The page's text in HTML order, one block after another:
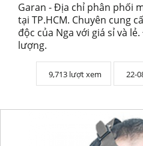
Garan - Địa chỉ phân phối
tại TP.HCM. Chuyên cung
độc của Nga với giá sỉ và
lượng.
9,713 lượt xem 22-